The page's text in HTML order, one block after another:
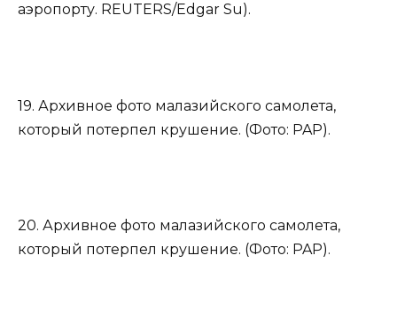
аэропорту. REUTERS/Edgar Su).
19. Архивное фото малазийского самолета,
который потерпел крушение. (Фото: PAP).
20. Архивное фото малазийского самолета,
который потерпел крушение. (Фото: PAP).